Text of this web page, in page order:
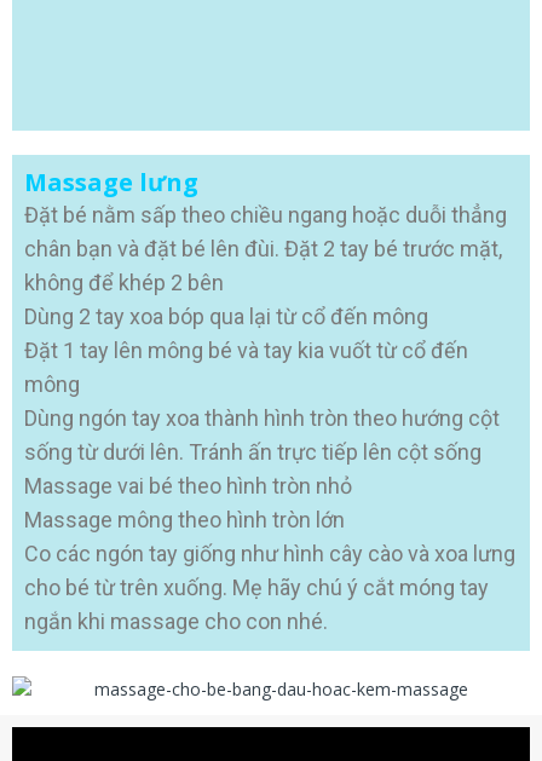
Massage lưng
Đặt bé nằm sấp theo chiều ngang hoặc duỗi thẳng
chân bạn và đặt bé lên đùi. Đặt 2 tay bé trước mặt,
không để khép 2 bên
Dùng 2 tay xoa bóp qua lại từ cổ đến mông
Đặt 1 tay lên mông bé và tay kia vuốt từ cổ đến
mông
Dùng ngón tay xoa thành hình tròn theo hướng cột
sống từ dưới lên. Tránh ấn trực tiếp lên cột sống
Massage vai bé theo hình tròn nhỏ
Massage mông theo hình tròn lớn
Co các ngón tay giống như hình cây cào và xoa lưng
cho bé từ trên xuống. Mẹ hãy chú ý cắt móng tay
ngắn khi massage cho con nhé.